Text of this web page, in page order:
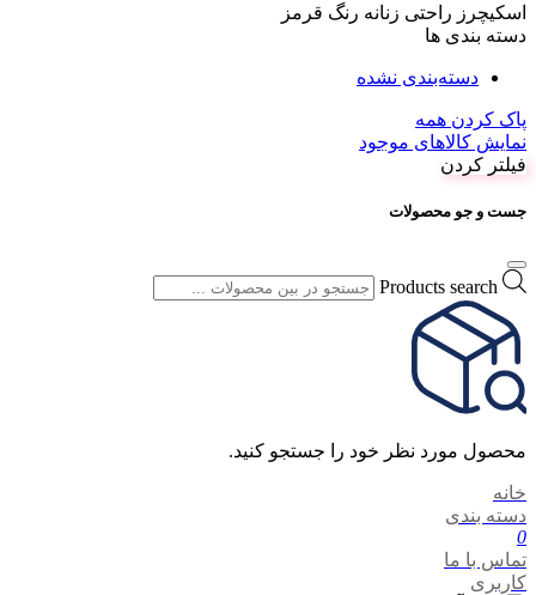
اسکیچرز راحتی زنانه رنگ قرمز
دسته بندی ها
دسته‌بندی نشده
پاک کردن همه
نمایش کالاهای موجود
فیلتر کردن
جست و جو محصولات
Products search
محصول مورد نظر خود را جستجو کنید.
خانه
دسته بندی
0
تماس با ما
کاربری